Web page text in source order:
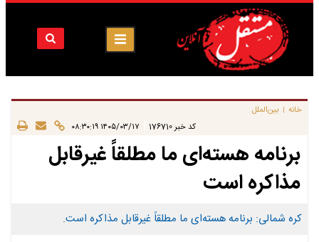
خانه | بین‌الملل
کد خبر 176710 ۱۴۰۵/۰۳/۱۷ ۰۸:۳۰:۱۹
برنامه هسته‌ای ما مطلقاً غیرقابل
مذاکره است
کره شمالی: برنامه هسته‌ای ما مطلقاً غیرقابل مذاکره است.